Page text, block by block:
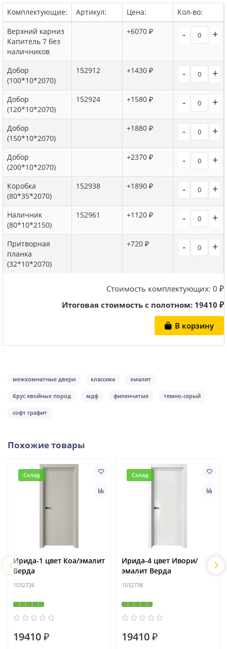
Комплектующие: Артикул: Цена:
Кол-во:
Верхний карниз
Капитель 7 без
наличников
+6070 ₽ - +
Добор
(100*10*2070)
152912 +1430 ₽ - +
Добор
(120*10*2070)
152924 +1580 ₽ - +
Добор
(150*10*2070)
+1880 ₽ - +
Добор
(200*10*2070)
+2370 ₽ - +
Коробка
(80*35*2070)
152938 +1890 ₽ - +
Наличник
(80*10*2150)
152961 +1120 ₽ - +
Притворная
планка
(32*10*2070)
+720 ₽ - +
Стоимость комплектующих: 0 ₽
Итоговая стоимость с полотном: 19410 ₽
В корзину
межкомнатные двери классика эмалит
брус хвойных пород мдф филенчатые темно-серый
софт графит
Похожие товары
Склад
Ирида-1 цвет Коа/эмалит
Верда
1032726
19410 ₽
Склад
Ирида-4 цвет Ивори/
эмалит Верда
1032738
19410 ₽